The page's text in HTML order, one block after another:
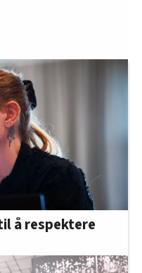
å respektere